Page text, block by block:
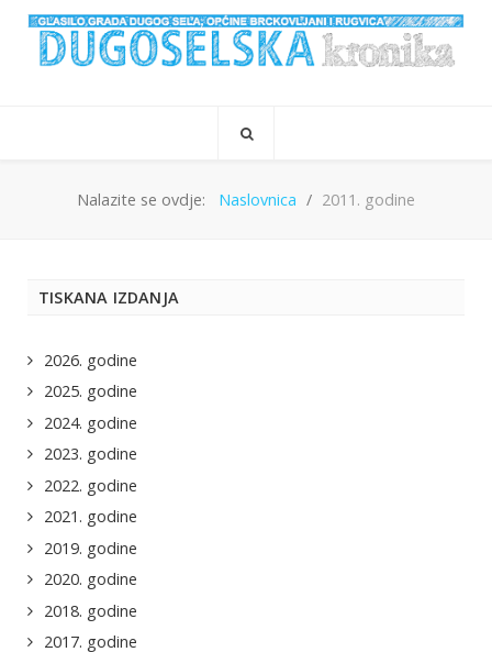
Nalazite se ovdje: Naslovnica 2011. godine
TISKANA IZDANJA
2026. godine
2025. godine
2024. godine
2023. godine
2022. godine
2021. godine
2019. godine
2020. godine
2018. godine
2017. godine